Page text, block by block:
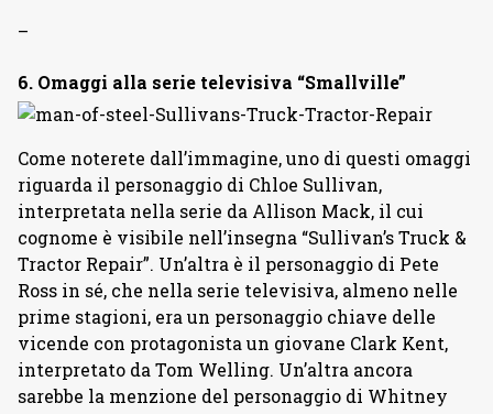
–
6. Omaggi alla serie televisiva “Smallville”
Come noterete dall’immagine, uno di questi omaggi
riguarda il personaggio di Chloe Sullivan,
interpretata nella serie da Allison Mack, il cui
cognome è visibile nell’insegna “Sullivan’s Truck &
Tractor Repair”. Un’altra è il personaggio di Pete
Ross in sé, che nella serie televisiva, almeno nelle
prime stagioni, era un personaggio chiave delle
vicende con protagonista un giovane Clark Kent,
interpretato da Tom Welling. Un’altra ancora
sarebbe la menzione del personaggio di Whitney